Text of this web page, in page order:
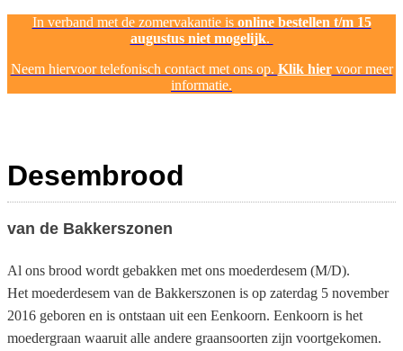
In verband met de zomervakantie is online bestellen t/m 15
augustus niet mogelijk.
Neem hiervoor telefonisch contact met ons op. Klik hiervoor meer
informatie.
Desembrood
van de Bakkerszonen
Al ons brood wordt gebakken met ons moederdesem (M/D).
Het moederdesem van de Bakkerszonen is op zaterdag 5 november
2016 geboren en is ontstaan uit een Eenkoorn. Eenkoorn is het
moedergraan waaruit alle andere graansoorten zijn voortgekomen.